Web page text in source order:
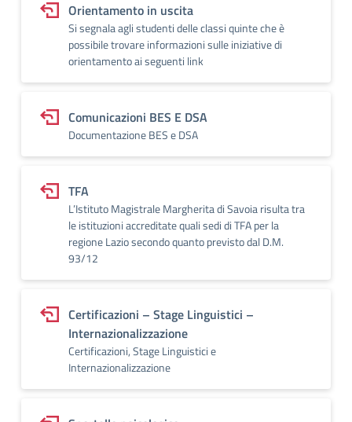
Orientamento in uscita
Si segnala agli studenti delle classi quinte che è
possibile trovare informazioni sulle iniziative di
orientamento ai seguenti link
Comunicazioni BES E DSA
Documentazione BES e DSA
TFA
L’Istituto Magistrale Margherita di Savoia risulta tra
le istituzioni accreditate quali sedi di TFA per la
regione Lazio secondo quanto previsto dal D.M.
93/12
Certificazioni – Stage Linguistici –
Internazionalizzazione
Certificazioni, Stage Linguistici e
Internazionalizzazione